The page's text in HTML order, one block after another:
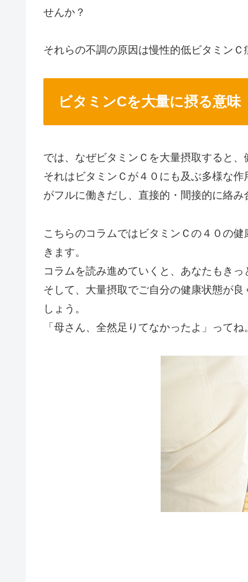
せんか？
それらの不調の原因は慢性的低ビタミンＣ
ビタミンCを大量に摂る意味
では、なぜビタミンＣを大量摂取すると、
それはビタミンＣが４０にも及ぶ多様な
がフルに働きだし、直接的・間接的に絡
こちらのコラムではビタミンＣの４０の
きます。
コラムを読み進めていくと、あなたもき
そして、大量摂取でご自分の健康状態が
しょう。
「母さん、全然足りてなかったよ」ってね。